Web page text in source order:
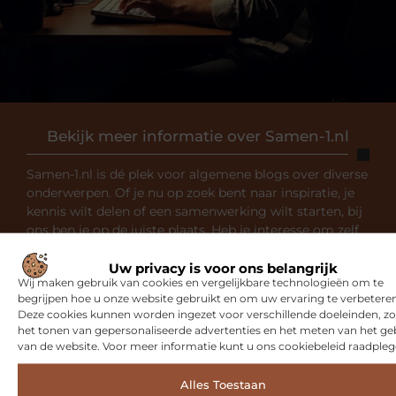
Uw privacy is voor ons belangrijk
Wij maken gebruik van cookies en vergelijkbare technologieën om te
begrijpen hoe u onze website gebruikt en om uw ervaring te
Deze cookies kunnen worden ingezet voor verschillende doeleinden,
het tonen van gepersonaliseerde advertenties en het meten van het
van de website. Voor meer informatie kunt u ons cookiebeleid
Alles Toestaan
Bekijk meer informatie over Samen-1.nl
Samen-1.nl is dé plek voor algemene blogs over diverse
onderwerpen. Of je nu op zoek bent naar inspiratie, je
kennis wilt delen of een samenwerking wilt starten, bij
ons ben je op de juiste plaats. Heb je interesse om zelf
aan bij onze community.
Over ons Ons team